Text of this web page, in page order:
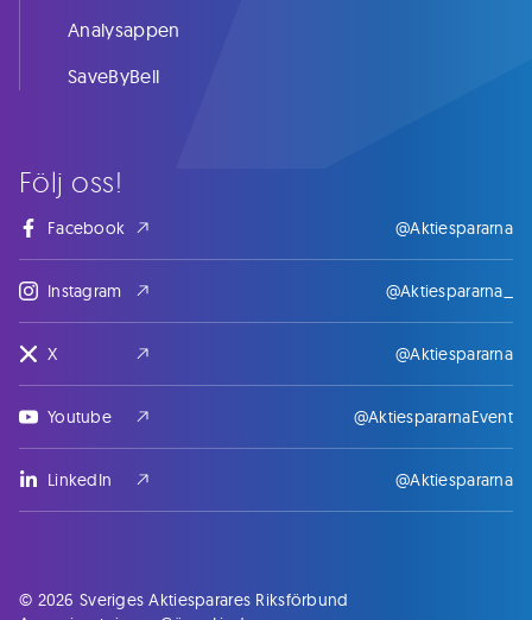
Följ oss!
Facebook @Aktiespararna
Instagram @Aktiespararna_
X @Aktiespararna
Youtube @AktiespararnaEvent
LinkedIn @Aktiespararna
Analysappen
SaveByBell
© 2026 Sveriges Aktiesparares Riksförbund